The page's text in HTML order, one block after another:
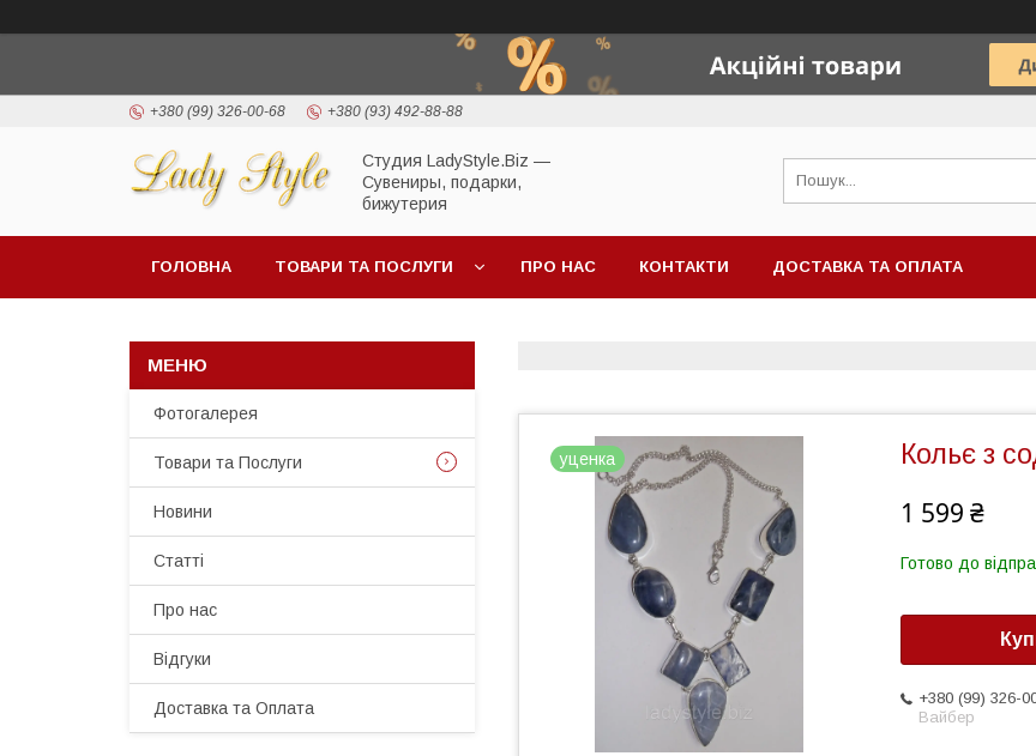
+380 (99) 326-00-68 +380 (93) 492-88-88
Студия LadyStyle.Biz —
Сувениры, подарки,
бижутерия
ГОЛОВНА ТОВАРИ ТА ПОСЛУГИ ПРО НАС КОНТАКТИ ДОСТАВКА ТА ОПЛАТА
уценка Кольє з
1 599 ₴
Готово до
+380 (99) 326-
Вайбер
Фотогалерея
Товари та Послуги
Новини
Статті
Про нас
Відгуки
Доставка та Оплата